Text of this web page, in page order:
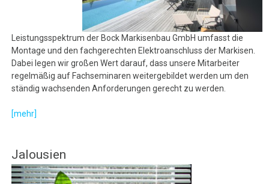
Leistungsspektrum der Bock Markisenbau GmbH umfasst die
Montage und den fachgerechten Elektroanschluss der Markisen.
Dabei legen wir großen Wert darauf, dass unsere Mitarbeiter
regelmäßig auf Fachseminaren weitergebildet werden um den
ständig wachsenden Anforderungen gerecht zu werden.
[mehr]
Jalousien